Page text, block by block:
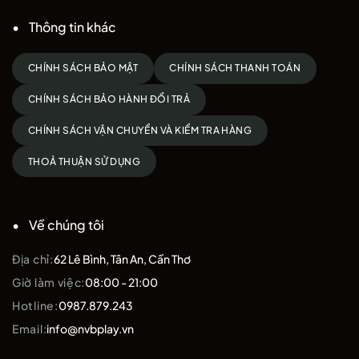
Thông tin khác
CHÍNH SÁCH BẢO MẬT CHÍNH SÁCH THANH TOÁN
CHÍNH SÁCH BẢO HÀNH ĐỔI TRẢ
CHÍNH SÁCH VẬN CHUYỂN VÀ KIỂM TRA HÀNG
THOẢ THUẬN SỬ DỤNG
Về chúng tôi
Địa chỉ:62 Lê Bình, Tân An, Cần Thơ
Giờ làm việc:08:00 - 21:00
Hotline:0987.879.243
Email:info@nvbplay.vn